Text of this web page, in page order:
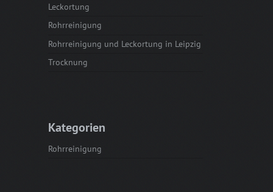
Leckortung
Rohrreinigung
Rohrreinigung und Leckortung in Leipzig
Trocknung
Kategorien
Rohrreinigung